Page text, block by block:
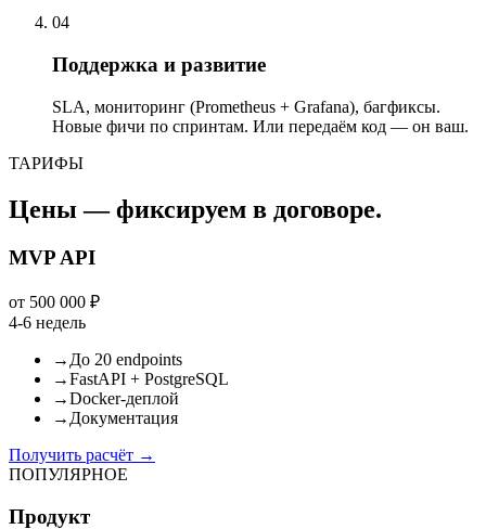
04
Поддержка и развитие
SLA, мониторинг (Prometheus + Grafana), багфиксы.
Новые фичи по спринтам. Или передаём код — он ваш.
ТАРИФЫ
Цены — фиксируем в договоре.
MVP API
от 500 000 ₽
4-6 недель
→ До 20 endpoints
→FastAPI + PostgreSQL
→Docker-деплой
→ Документация
Получить расчёт →
ПОПУЛЯРНОЕ
Продукт